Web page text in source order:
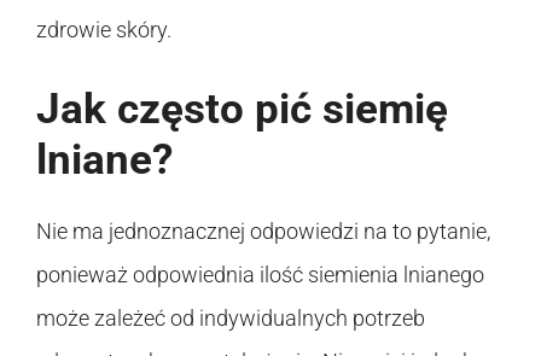
zdrowie skóry.
Jak często pić siemię
lniane?
Nie ma jednoznacznej odpowiedzi na to pytanie,
ponieważ odpowiednia ilość siemienia lnianego
może zależeć od indywidualnych potrzeb